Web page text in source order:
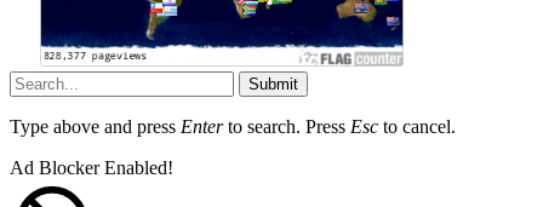
Submit
Type above and press Enterto search. Press Esc to cancel.
Ad Blocker Enabled!